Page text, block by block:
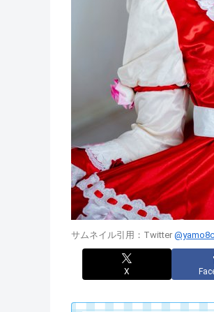
サムネイル引用：Twitter
X